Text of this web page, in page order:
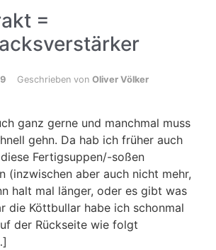
=
Geschrieben von Oliver Völker
ganz gerne und manchmal muss
gehn. Da hab ich früher auch
Fertigsuppen/-soßen
(inzwischen aber auch nicht mehr,
halt mal länger, oder es gibt was
die Köttbullar habe ich schonmal
der Rückseite wie folgt